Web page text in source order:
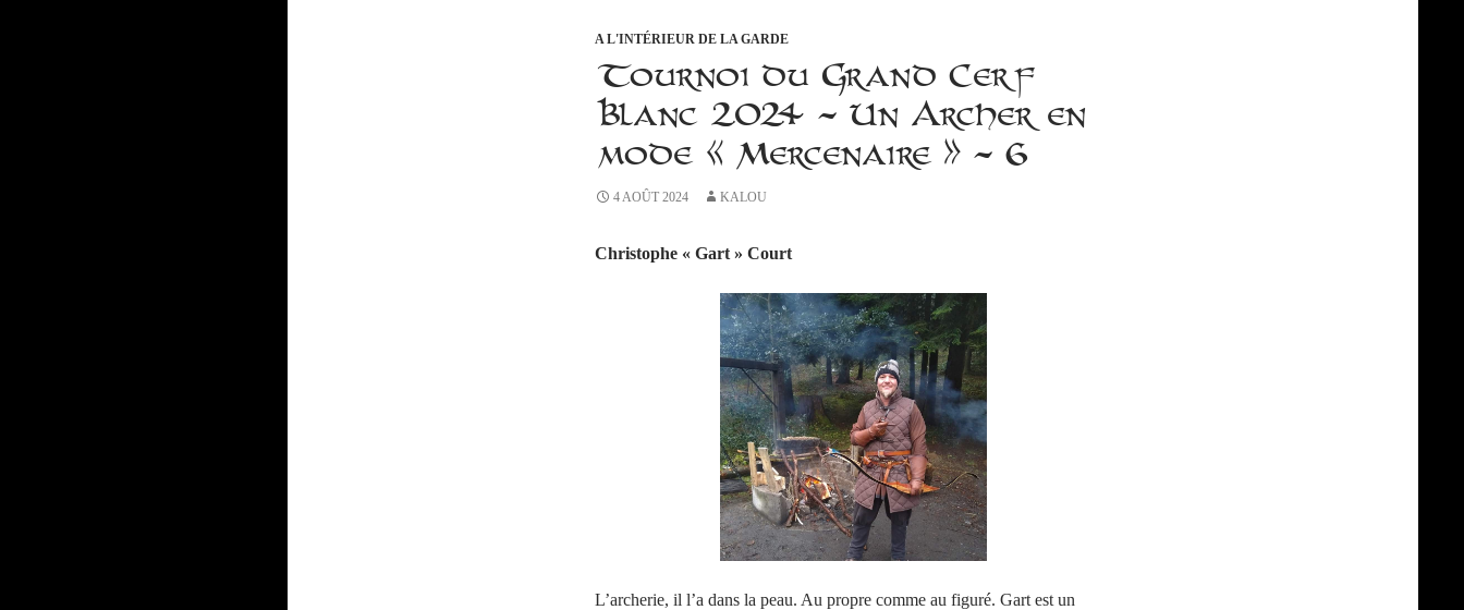
A L'INTÉRIEUR DE LA GARDE
Tournoi du Grand Cerf
Blanc 2024 – Un Archer en
mode « Mercenaire » – 6
4 AOÛT 2024 KALOU
Christophe « Gart » Court
L’archerie, il l’a dans la peau. Au propre comme au figuré. Gart est un